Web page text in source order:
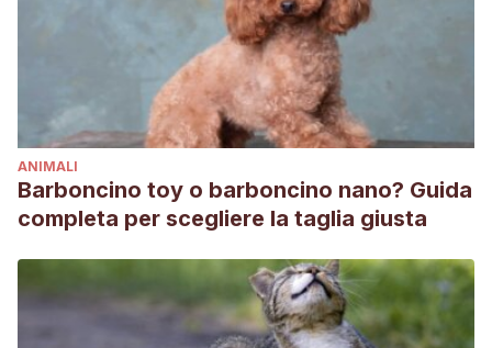
ANIMALI
Barboncino toy o barboncino nano? Guida
completa per scegliere la taglia giusta